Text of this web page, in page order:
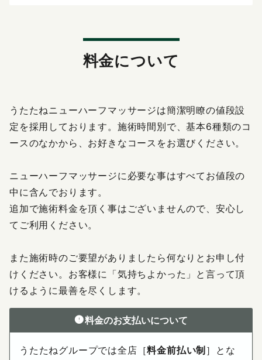
X（旧Twitter）の表示不具合について
料金について
うたたねニューハーフマッサージは簡潔明瞭の値段設
定を採用しております。施術時間別で、基本6種類のコ
ースのなかから、お好きなコースをお選びください。
ニューハーフマッサージに必要な事はすべてお値段の
中に含んでおります。
追加で施術料金を頂く事はございませんので、安心し
てご利用ください。
また施術時のご要望がありましたら何なりとお申し付
けください。お客様に「気持ちよかった」と言って頂
けるように最善を尽くします。
料金のお支払いについて
うたたねグループでは全店［料金前払い制 ］とな